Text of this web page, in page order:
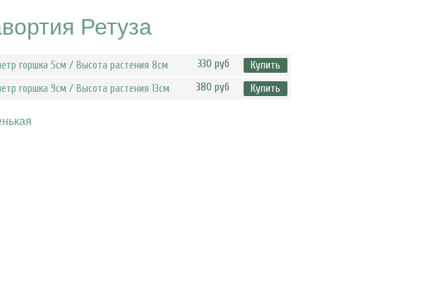
Ретуза
горшка 5см / Высота растения 8см 330 руб
Купить
горшка 9см / Высота растения 13см
380 руб Купить